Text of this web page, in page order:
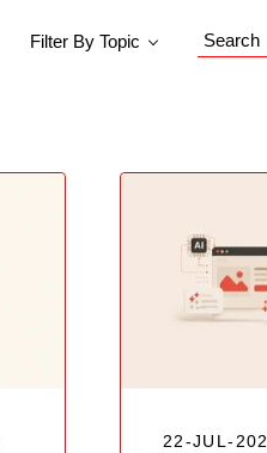
Filter By Topic
Search
22-JUL-